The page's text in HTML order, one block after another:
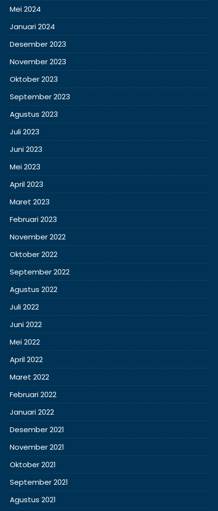
Mei 2024
Januari 2024
Desember 2023
November 2023
Oktober 2023
September 2023
Agustus 2023
Juli 2023
Juni 2023
Mei 2023
April 2023
Maret 2023
Februari 2023
November 2022
Oktober 2022
September 2022
Agustus 2022
Juli 2022
Juni 2022
Mei 2022
April 2022
Maret 2022
Februari 2022
Januari 2022
Desember 2021
November 2021
Oktober 2021
September 2021
Agustus 2021